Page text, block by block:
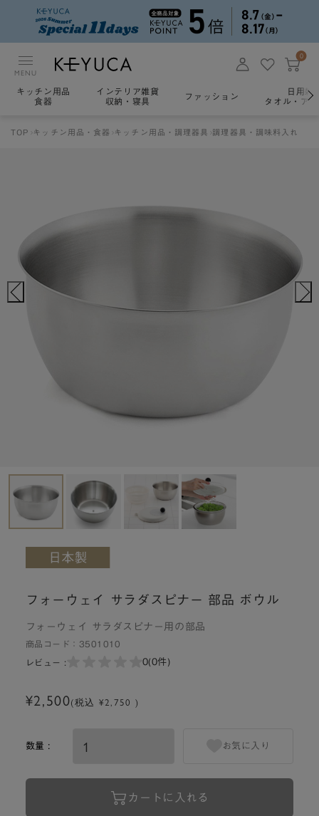
MENU
0
キッチン用品
食器
インテリア雑貨
収納・寝具
ファッション
日用雑
タオル・ア
TOP キッチン用品・食器 キッチン用品・調理器具 調理器具・調味料入れ
フォーウェイ サラダスピナー 部品 ボウル
フォーウェイ サラダスピナー用の部品
商品コード： 3501010
レビュー : 0(0件)
¥2,500(税込 ¥2,750 )
数量 :
カートに入れる
お気に入り